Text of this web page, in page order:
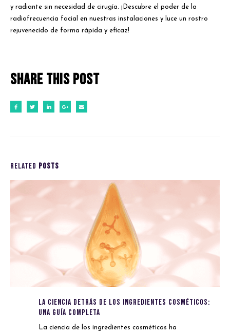
y radiante sin necesidad de cirugía. ¡Descubre el poder de la
radiofrecuencia facial en nuestras instalaciones y luce un rostro
rejuvenecido de forma rápida y eficaz!
Share this post
RELATED POSTS
La ciencia detrás de los ingredientes cosméticos:
Una guía completa
La ciencia de los ingredientes cosméticos ha